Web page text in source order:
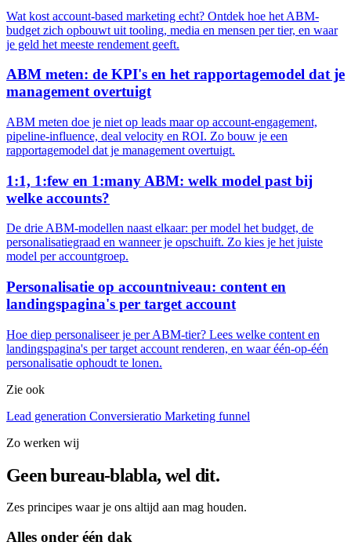
Wat kost account-based marketing echt? Ontdek hoe het ABM-
budget zich opbouwt uit tooling, media en mensen per tier, en waar
je geld het meeste rendement geeft.
ABM meten: de KPI's en het rapportagemodel dat je
management overtuigt
ABM meten doe je niet op leads maar op account-engagement,
pipeline-influence, deal velocity en ROI. Zo bouw je een
rapportagemodel dat je management overtuigt.
1:1, 1:few en 1:many ABM: welk model past bij
welke accounts?
De drie ABM-modellen naast elkaar: per model het budget, de
personalisatiegraad en wanneer je opschuift. Zo kies je het juiste
model per accountgroep.
Personalisatie op accountniveau: content en
landingspagina's per target account
Hoe diep personaliseer je per ABM-tier? Lees welke content en
landingspagina's per target account renderen, en waar één-op-één
personalisatie ophoudt te lonen.
Zie ook
Lead generation Conversieratio Marketing funnel
Zo werken wij
Geen bureau-blabla, wel dit.
Zes principes waar je ons altijd aan mag houden.
Alles onder één dak